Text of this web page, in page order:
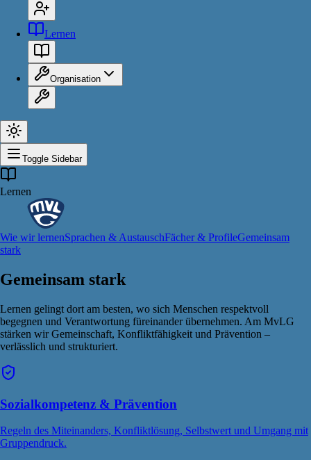
Lernen
Organisation
Toggle Sidebar
Lernen
Wie wir lernenSprachen & AustauschFächer & ProfileGemeinsam
stark
Gemeinsam stark
Lernen gelingt dort am besten, wo sich Menschen respektvoll
begegnen und Verantwortung füreinander übernehmen. Am MvLG
stärken wir Gemeinschaft, Konfliktfähigkeit und Prävention –
verlässlich und strukturiert.
Sozialkompetenz & Prävention
Regeln des Miteinanders, Konfliktlösung, Selbstwert und Umgang mit
Gruppendruck.